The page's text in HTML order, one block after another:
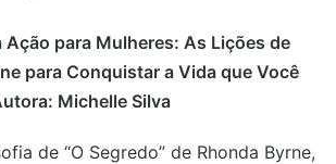
Ação para Mulheres: As Lições de
para Conquistar a Vida que Você
Michelle Silva
de “O Segredo” de Rhonda Byrne,